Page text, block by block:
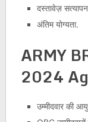
दस्तावेज़ सत्यापन
अंतिम योग्यता.
ARMY
2024
उम्मीदवार की